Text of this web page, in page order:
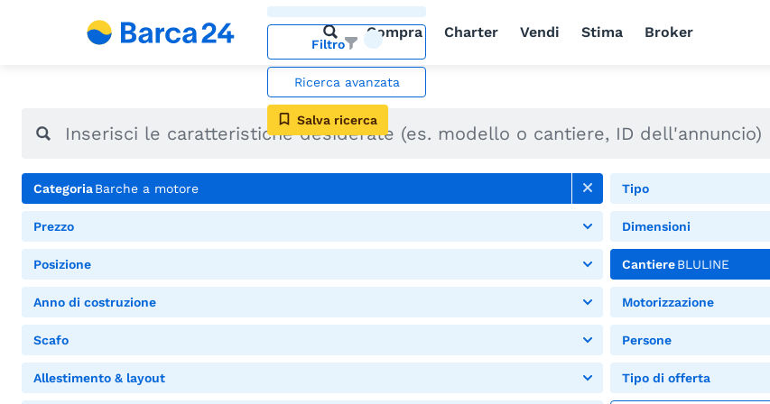
Compra Charter Vendi Stima Broker
Filtro
Ricerca avanzata
Salva ricerca
CategoriaBarche a motore Tipo
Prezzo Dimensioni
Posizione CantiereBLULINE
Anno di costruzione Motorizzazione
Scafo Persone
Allestimento & layout Tipo di offerta